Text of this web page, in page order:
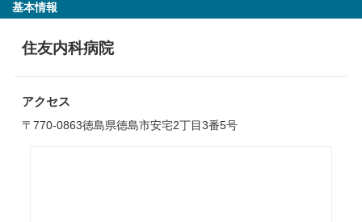
基本情報
住友内科病院
アクセス
〒770-0863徳島県徳島市安宅2丁目3番5号